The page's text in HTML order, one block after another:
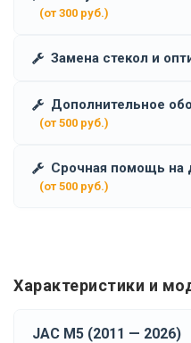
(от 300 руб.)
Замена стекол и
Дополнительное
(от 500 руб.)
Срочная помощь на
(от 500 руб.)
Характеристики и
JAC M5 (2011 — 2026)